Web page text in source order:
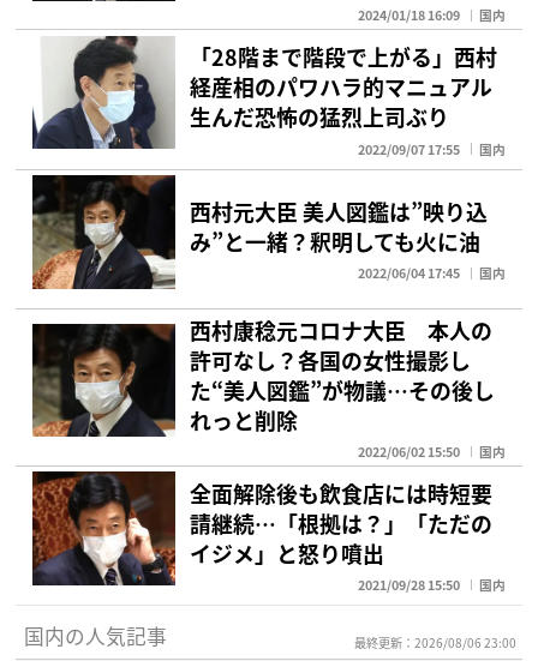
2024/01/18 16:09 国内
「28階まで階段で上がる」西村
経産相のパワハラ的マニュアル
生んだ恐怖の猛烈上司ぶり
2022/09/07 17:55 国内
西村元大臣 美人図鑑は”映り込
み”と一緒？釈明しても火に油
2022/06/04 17:45 国内
西村康稔元コロナ大臣 本人の
許可なし？各国の女性撮影し
た“美人図鑑”が物議…その後し
れっと削除
2022/06/02 15:50 国内
全面解除後も飲食店には時短要
請継続…「根拠は？」「ただの
イジメ」と怒り噴出
2021/09/28 15:50 国内
国内の人気記事 最終更新：2026/08/06 23:00